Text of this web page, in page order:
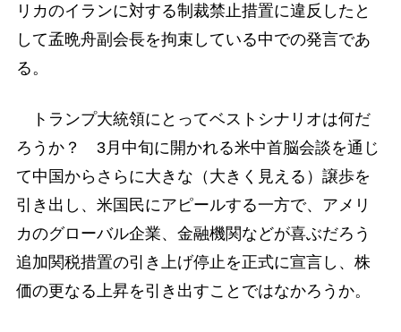
リカのイランに対する制裁禁止措置に違反したと
して孟晩舟副会長を拘束している中での発言であ
る。
トランプ大統領にとってベストシナリオは何だ
ろうか？ 3月中旬に開かれる米中首脳会談を通じ
て中国からさらに大きな（大きく見える）譲歩を
引き出し、米国民にアピールする一方で、アメリ
カのグローバル企業、金融機関などが喜ぶだろう
追加関税措置の引き上げ停止を正式に宣言し、株
価の更なる上昇を引き出すことではなかろうか。